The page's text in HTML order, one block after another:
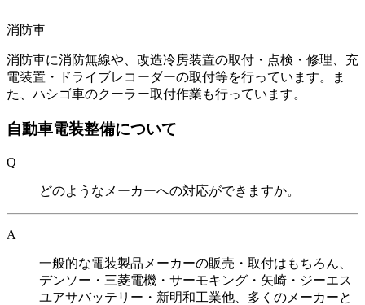
消防車
消防車に消防無線や、改造冷房装置の取付・点検・修理、充
電装置・ドライブレコーダーの取付等を行っています。ま
た、ハシゴ車のクーラー取付作業も行っています。
自動車電装整備について
Q
どのようなメーカーへの対応ができますか。
A
一般的な電装製品メーカーの販売・取付はもちろん、
デンソー・三菱電機・サーモキング・矢崎・ジーエス
ユアサバッテリー・新明和工業他、多くのメーカーと